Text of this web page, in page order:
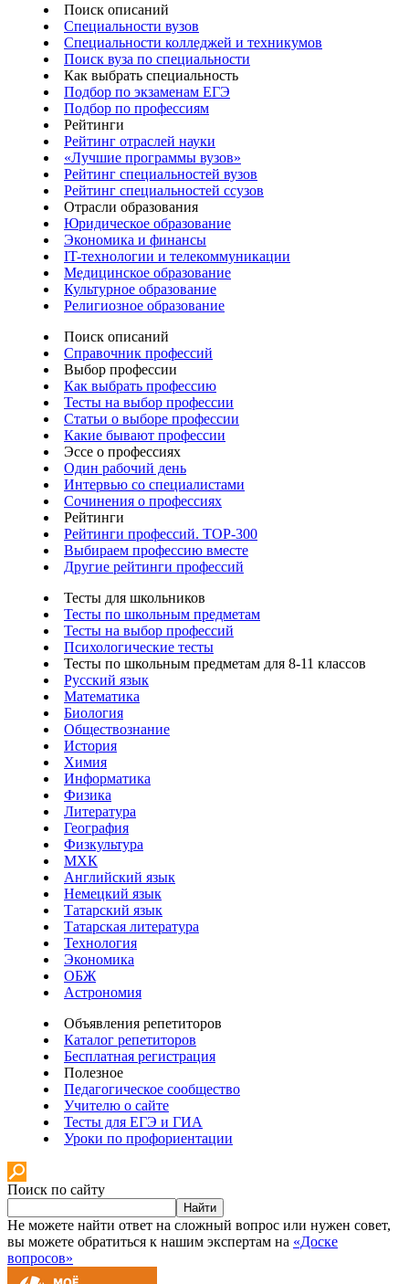
Поиск описаний
Специальности вузов
Специальности колледжей и техникумов
Поиск вуза по специальности
Как выбрать специальность
Подбор по экзаменам ЕГЭ
Подбор по профессиям
Рейтинги
Рейтинг отраслей науки
«Лучшие программы вузов»
Рейтинг специальностей вузов
Рейтинг специальностей ссузов
Отрасли образования
Юридическое образование
Экономика и финансы
IT-технологии и телекоммуникации
Медицинское образование
Культурное образование
Религиозное образование
Поиск описаний
Справочник профессий
Выбор профессии
Как выбрать профессию
Тесты на выбор профессии
Статьи о выборе профессии
Какие бывают профессии
Эссе о профессиях
Один рабочий день
Интервью со специалистами
Сочинения о профессиях
Рейтинги
Рейтинги профессий. TOP-300
Выбираем профессию вместе
Другие рейтинги профессий
Тесты для школьников
Тесты по школьным предметам
Тесты на выбор профессий
Психологические тесты
Тесты по школьным предметам для 8-11 классов
Русский язык
Математика
Биология
Обществознание
История
Химия
Информатика
Физика
Литература
География
Физкультура
МХК
Английский язык
Немецкий язык
Татарский язык
Татарская литература
Технология
Экономика
ОБЖ
Астрономия
Объявления репетиторов
Каталог репетиторов
Бесплатная регистрация
Полезное
Педагогическое сообщество
Учителю о сайте
Тесты для ЕГЭ и ГИА
Уроки по профориентации
Поиск по сайту
Найти
Не можете найти ответ на сложный вопрос или нужен совет,
вы можете обратиться к нашим экспертам на «Доске
вопросов»